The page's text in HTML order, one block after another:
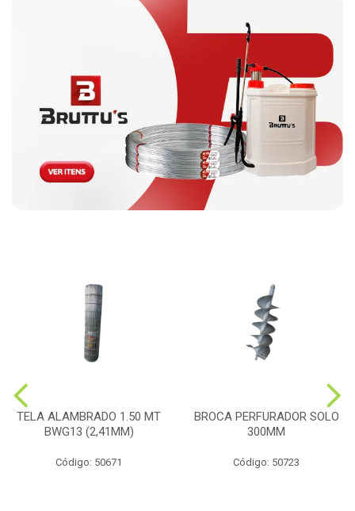
TELA ALAMBRADO 1.50 MT
BWG13 (2,41MM)
Código: 50671
BROCA PERFURADOR SOLO
300MM
Código: 50723